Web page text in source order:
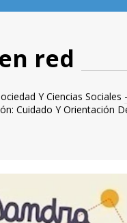
red
Y Ciencias Sociales -
Cuidado Y Orientación